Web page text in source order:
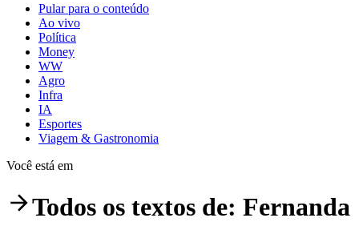
Pular para o conteúdo
Ao vivo
Política
Money
WW
Agro
Infra
IA
Esportes
Viagem & Gastronomia
Você está em
Todos os textos de: Fernanda